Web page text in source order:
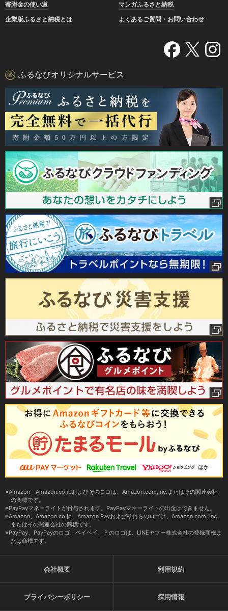
寄附金の使い道
マンガふるさと納税
企業版ふるさと納税とは
よくあるご質問・お問い合わせ
ふるなびオリジナルサービス
Amazon、Amazon.co.jpおよびそのロゴは、Amazon.com,Inc.またはその関連会社
の商標です。
PayPayマネーライトが付与されます。PayPayマネーライトの出金はできません。
Amazon、Amazon.co.jp、Amazon Payおよびそれらのロゴは、Amazon.com, Inc.
またはその関連会社の商標です。
PayPay、PayPayのロゴ、ペイペイ、Ｐのロゴは、LINEヤフー株式会社の登録商標ま
たは商標です。
会社概要 利用規約
プライバシーポリシー 採用情報